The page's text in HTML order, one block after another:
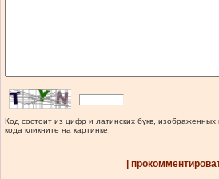
Код состоит из цифр и латинских букв, изображенных
кода кликните на картинке.
|